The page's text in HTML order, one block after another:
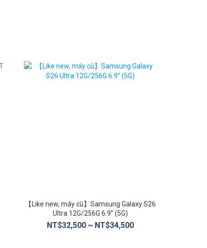
【Like new, máy cũ】Samsung Galaxy S26
Ultra 12G/256G 6.9” (5G)
NT$32,500 ~ NT$34,500